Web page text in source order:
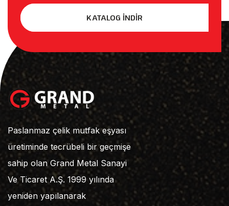
KATALOG İNDİR
Paslanmaz çelik mutfak eşyası
üretiminde tecrübeli bir geçmişe
sahip olan Grand Metal Sanayi
Ve Ticaret A.Ş. 1999 yılında
yeniden yapılanarak